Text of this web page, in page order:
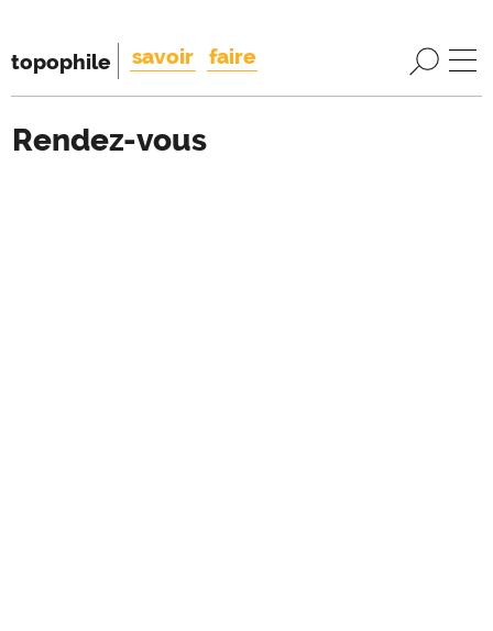
topophile savoir faire
Rendez-vous